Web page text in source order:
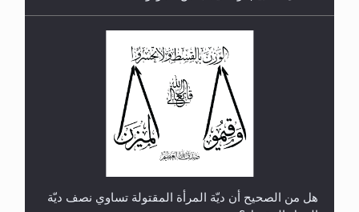
رأيٌ في لغة المسيح الموعود عليه السلام.. 4...
هل من الصحيح أن ديّة المرأة المقتولة تساوي نصف ديّة